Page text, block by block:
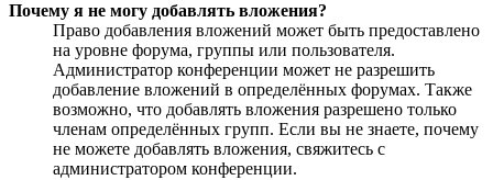
Почему я не могу добавлять вложения?
Право добавления вложений может быть предоставлено
на уровне форума, группы или пользователя.
Администратор конференции может не разрешить
добавление вложений в определённых форумах. Также
возможно, что добавлять вложения разрешено только
членам определённых групп. Если вы не знаете, почему
не можете добавлять вложения, свяжитесь с
администратором конференции.